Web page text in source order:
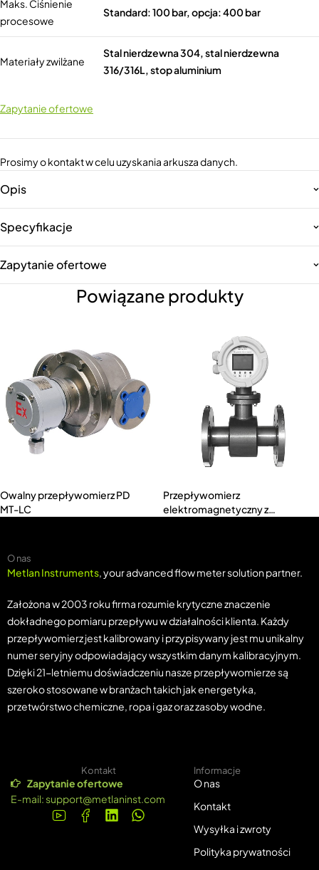
Maks. Ciśnienie
procesowe
Standard: 100 bar, opcja: 400 bar
Materiały zwilżane
Stal nierdzewna 304, stal nierdzewna
316/316L, stop aluminium
Zapytanie ofertowe
Prosimy o kontakt w celu uzyskania arkusza danych.
Opis
Specyfikacje
Zapytanie ofertowe
Powiązane produkty
Owalny przepływomierz PD
MT-LC
Przepływomierz
elektromagnetyczny z
O nas
Metlan Instruments, your advanced flow meter solution partner.
Założona w 2003 roku firma rozumie krytyczne znaczenie
dokładnego pomiaru przepływu w działalności klienta. Każdy
przepływomierz jest kalibrowany i przypisywany jest mu unikalny
numer seryjny odpowiadający wszystkim danym kalibracyjnym.
Dzięki 21-letniemu doświadczeniu nasze przepływomierze są
szeroko stosowane w branżach takich jak energetyka,
przetwórstwo chemiczne, ropa i gaz oraz zasoby wodne.
Kontakt
Zapytanie ofertowe
E-mail:support@metlaninst.com
Informacje
O nas
Kontakt
Wysyłka i zwroty
Polityka prywatności